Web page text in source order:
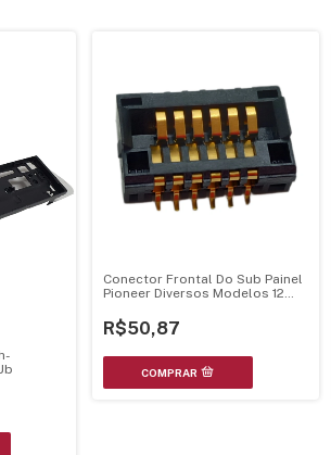
Conector Frontal Do Sub Painel
Pioneer Diversos Modelos 12
R$50,87